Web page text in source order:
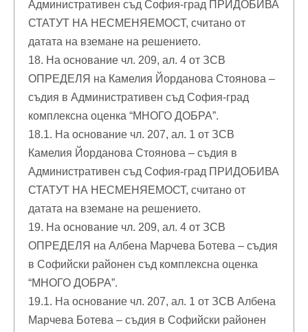
Административен съд София-град ПРИДОБИВА
СТАТУТ НА НЕСМЕНЯЕМОСТ, считано от
датата на вземане на решението.
18. На основание чл. 209, ал. 4 от ЗСВ
ОПРЕДЕЛЯ на Камелия Йорданова Стоянова –
съдия в Административен съд София-град
комплексна оценка “МНОГО ДОБРА”.
18.1. На основание чл. 207, ал. 1 от ЗСВ
Камелия Йорданова Стоянова – съдия в
Административен съд София-град ПРИДОБИВА
СТАТУТ НА НЕСМЕНЯЕМОСТ, считано от
датата на вземане на решението.
19. На основание чл. 209, ал. 4 от ЗСВ
ОПРЕДЕЛЯ на Албена Марчева Ботева – съдия
в Софийски районен съд комплексна оценка
“МНОГО ДОБРА”.
19.1. На основание чл. 207, ал. 1 от ЗСВ Албена
Марчева Ботева – съдия в Софийски районен